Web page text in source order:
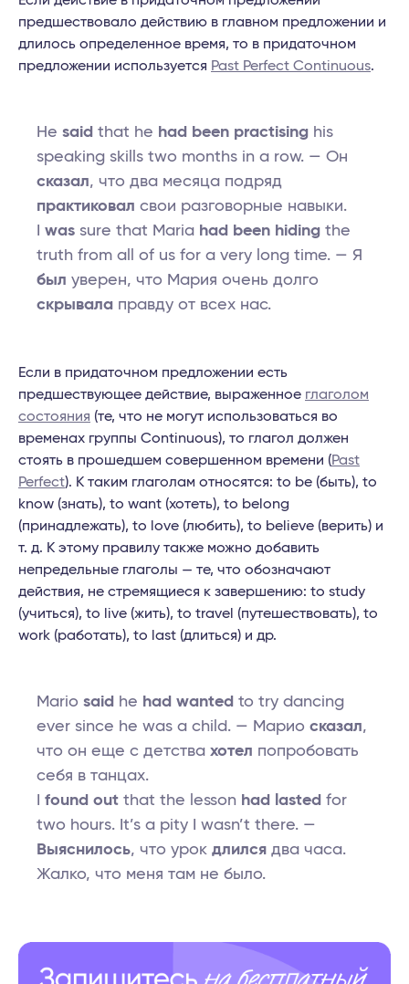
предшествовало действию в главном предложении и
длилось определенное время, то в придаточном
предложении используется Past Perfect Continuous.
He said that he had been practising his
speaking skills two months in a row. — Он
сказал, что два месяца подряд
практиковал свои разговорные навыки.
was sure that Maria had been hiding the
truth from all of us for a very long time. — Я
был уверен, что Мария очень долго
скрывала правду от всех нас.
Если в придаточном предложении есть
предшествующее действие, выраженное глаголом
состояния (те, что не могут использоваться во
временах группы Continuous), то глагол должен
стоять в прошедшем совершенном времени (Past
Perfect). К таким глаголам относятся: to be (быть), to
know (знать), to want (хотеть), to belong
(принадлежать), to love (любить), to believe (верить) и
т. д. К этому правилу также можно добавить
непредельные глаголы — те, что обозначают
действия, не стремящиеся к завершению: to study
(учиться), to live (жить), to travel (путешествовать), to
work (работать), to last (длиться) и др.
Mario said he had wanted to try dancing
ever since he was a child. — Марио сказал,
что он еще с детства хотел попробовать
себя в танцах.
found out that the lesson had lasted for
two hours. It’s a pity I wasn’t there. —
Выяснилось, что урок длился два часа.
Жалко, что меня там не было.